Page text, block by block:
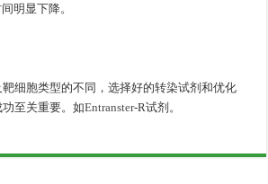
明显下降。
细胞类型的不同，选择好的转染试剂和优化
至关重要。如Entranster-R试剂。